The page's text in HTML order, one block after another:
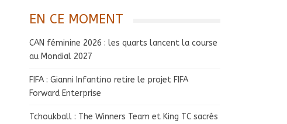
EN CE MOMENT
CAN féminine 2026 : les quarts lancent la course
au Mondial 2027
FIFA : Gianni Infantino retire le projet FIFA
Forward Enterprise
Tchoukball : The Winners Team et King TC sacrés